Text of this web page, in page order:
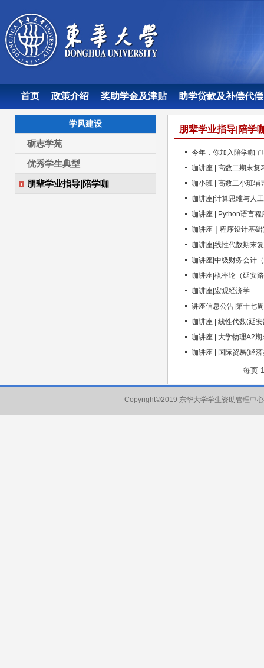
首页 政策介绍 奖助学金及津贴 助学贷款及补偿代偿
学风建设
砺志学苑
优秀学生典型
朋辈学业指导|陪学咖
朋辈学业指导|陪学
今年，你加入陪学咖
咖讲座 | 高数二期末复
咖小班 | 高数二小班辅
咖讲座|计算思维与人
咖讲座 | Python语言
咖讲座｜程序设计基础
咖讲座|线性代数期末
咖讲座|中级财务会计
咖讲座|概率论（延安
咖讲座|宏观经济学
讲座信息公告|第十七周
咖讲座 | 线性代数(延
咖讲座 | 大学物理A2期
咖讲座 | 国际贸易(经
每页
Copyright©2019 东华大学学生资助管理中